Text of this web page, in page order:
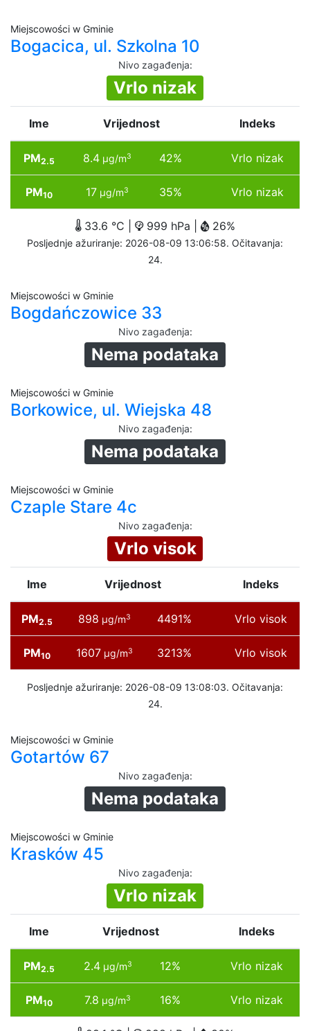
Miejscowości w Gminie
Bogacica, ul. Szkolna 10
Nivo zagađenja:
Vrlo nizak
Ime Vrijednost Indeks
PM2.5 8.4 µg/m3 42% Vrlo nizak
PM10 17 µg/m3 35% Vrlo nizak
33.6 °C | 999 hPa | 26%
Posljednje ažuriranje: 2026-08-09 13:06:58. Očitavanja:
24.
Miejscowości w Gminie
Bogdańczowice 33
Nivo zagađenja:
Nema podataka
Miejscowości w Gminie
Borkowice, ul. Wiejska 48
Nivo zagađenja:
Nema podataka
Miejscowości w Gminie
Czaple Stare 4c
Nivo zagađenja:
Vrlo visok
Ime Vrijednost Indeks
PM2.5 898 µg/m3 4491% Vrlo visok
PM10 1607µg/m3 3213% Vrlo visok
Posljednje ažuriranje: 2026-08-09 13:08:03. Očitavanja:
24.
Miejscowości w Gminie
Gotartów 67
Nivo zagađenja:
Nema podataka
Miejscowości w Gminie
Krasków 45
Nivo zagađenja:
Vrlo nizak
Ime Vrijednost Indeks
PM2.5 2.4µg/m3 12% Vrlo nizak
PM10 7.8 µg/m3 16% Vrlo nizak